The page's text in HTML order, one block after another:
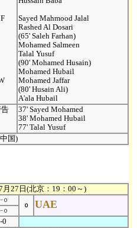
Sayed Mahmood Jalal
Rashed Al Dosari
(65' Saleh Farhan)
Mohamed Salmeen
Talal Yusuf
(90' Mohamed Husain)
Mohamed Hubail
Mohamed Jaffar
(80' Husain Ali)
A'ala Hubail
37' Sayed Mohamed
38' Mohamed Hubail
77' Talal Yusuf
国)
27日(北京：19：00～)
０
０
UAE
０
0